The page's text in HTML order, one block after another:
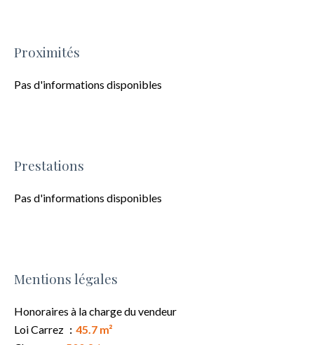
Proximités
Pas d'informations disponibles
Prestations
Pas d'informations disponibles
Mentions légales
Honoraires à la charge du vendeur
Loi Carrez
45.7 m²